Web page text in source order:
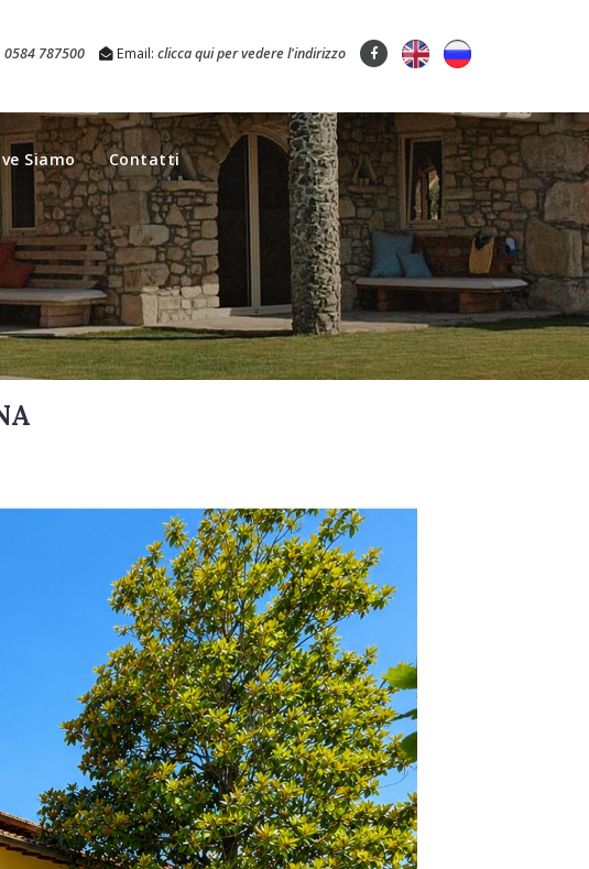
0584 787500 Email: clicca qui per vedere l'indirizzo
Siamo Contatti